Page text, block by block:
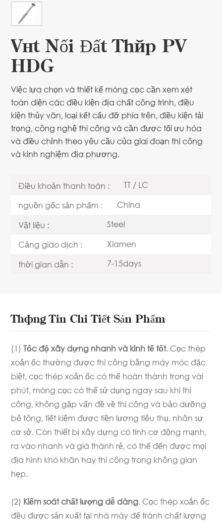
Vít Nối Đất Thép PV
HDG
Việc lựa chọn và thiết kế móng cọc cần xem xét
toàn diện các điều kiện địa chất công trình, điều
kiện thủy văn, loại kết cấu đỡ phía trên, điều kiện tải
trọng, công nghệ thi công và cần được tối ưu hóa
và điều chỉnh theo yêu cầu của giai đoạn thi công
và kinh nghiệm địa phương.
Điều khoản thanh toán :
TT / LC
nguồn gốc sản phẩm :
China
Vật liệu :
Steel
Cảng giao dịch :
Xiamen
thời gian dẫn :
7-15days
Thông Tin Chi Tiết Sản Phẩm
(1) Tốc độ xây dựng nhanh và kinh tế tốt. Cọc thép
xoắn ốc thường được thi công bằng máy móc đặc
biệt, cọc thép xoắn ốc có thể hoàn thành trong vài
phút, móng cọc có thể sử dụng ngay sau khi thi
công, không gặp vấn đề về thi công và bảo dưỡng
bê tông, tiết kiệm được tiền lương tiêu thụ. nhân sự
cơ sở. Còn thiết bị xây dựng có tính cơ động mạnh,
ra vào nhanh và giá thành rẻ, có thể đến được mọi
địa hình khó khăn hay thi công trong không gian
hẹp.
(2) Kiểm soát chất lượng dễ dàng. Cọc thép xoắn ốc
đều được sản xuất tại nhà máy để tránh chất lượng